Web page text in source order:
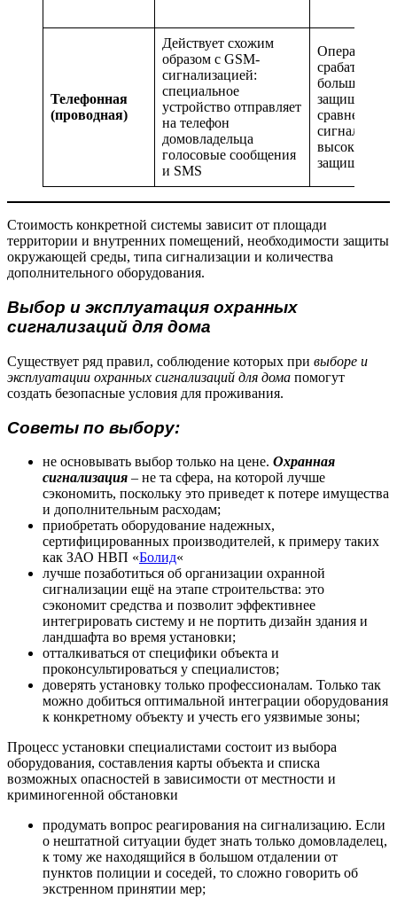
Телефонная
(проводная)
Действует схожим
образом с GSM-
сигнализацией:
специальное
устройство отправляет
на телефон
домовладельца
голосовые сообщения
и SMS
Оперативное
большая
сравнении с
высокая
Стоимость конкретной системы зависит от площади
территории и внутренних помещений, необходимости защиты
окружающей среды, типа сигнализации и количества
дополнительного оборудования.
Выбор и эксплуатация охранных
сигнализаций для дома
Существует ряд правил, соблюдение которых при выборе и
эксплуатации охранных сигнализаций для дома помогут
создать безопасные условия для проживания.
Советы по выбору:
не основывать выбор только на цене. Охранная
сигнализация – не та сфера, на которой лучше
сэкономить, поскольку это приведет к потере имущества
и дополнительным расходам;
приобретать оборудование надежных,
сертифицированных производителей, к примеру таких
как ЗАО НВП «Болид«
лучше позаботиться об организации охранной
сигнализации ещё на этапе строительства: это
сэкономит средства и позволит эффективнее
интегрировать систему и не портить дизайн здания и
ландшафта во время установки;
отталкиваться от специфики объекта и
проконсультироваться у специалистов;
доверять установку только профессионалам. Только так
можно добиться оптимальной интеграции оборудования
к конкретному объекту и учесть его уязвимые зоны;
Процесс установки специалистами состоит из выбора
оборудования, составления карты объекта и списка
возможных опасностей в зависимости от местности и
криминогенной обстановки
продумать вопрос реагирования на сигнализацию. Если
о нештатной ситуации будет знать только домовладелец,
к тому же находящийся в большом отдалении от
пунктов полиции и соседей, то сложно говорить об
экстренном принятии мер;